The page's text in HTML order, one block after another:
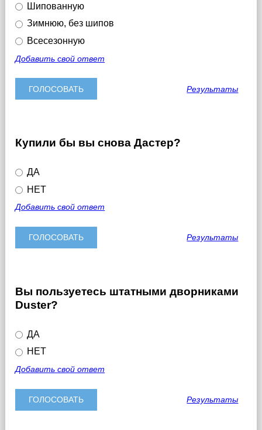
Шипованную
Зимнюю, без шипов
Всесезонную
Добавить свой ответ
Результаты
Купили бы вы снова Дастер?
ДА
НЕТ
Добавить свой ответ
Результаты
Вы пользуетесь штатными дворниками
Duster?
ДА
НЕТ
Добавить свой ответ
Результаты